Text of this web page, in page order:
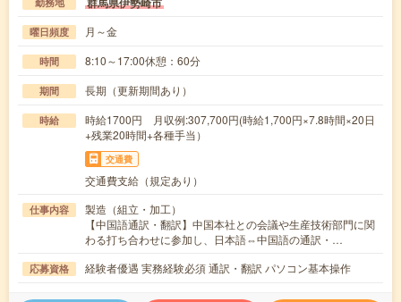
曜日頻度 月～金
時間 8:10～17:00休憩：60分
期間 長期（更新期間あり）
時給
時給1700円 月収例:307,700円(時給1,700円×7.8時間×20日
+残業20時間+各種手当）
交通費
交通費支給（規定あり）
仕事内容
製造（組立・加工）
【中国語通訳・翻訳】中国本社との会議や生産技術部門に関
わる打ち合わせに参加し、日本語⇔中国語の通訳・…
応募資格 経験者優遇 実務経験必須 通訳・翻訳 パソコン基本操作